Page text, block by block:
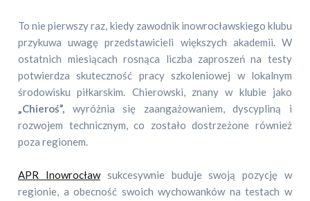
To nie pierwszy raz, kiedy zawodnik inowrocławskiego klubu
przykuwa uwagę przedstawicieli większych akademii. W
ostatnich miesiącach rosnąca liczba zaproszeń na testy
potwierdza skuteczność pracy szkoleniowej w lokalnym
środowisku piłkarskim. Chierowski, znany w klubie jako
„Chieroś”, wyróżnia się zaangażowaniem, dyscypliną i
rozwojem technicznym, co zostało dostrzeżone również
poza regionem.
APR Inowrocławsukcesywnie buduje swoją pozycję w
regionie, a obecność swoich wychowanków na testach w